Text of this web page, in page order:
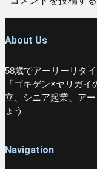
About Us
58歳でアーリーリタ
「ゴキゲン×ヤリガ
立、シニア起業、ア
ょう
Navigation